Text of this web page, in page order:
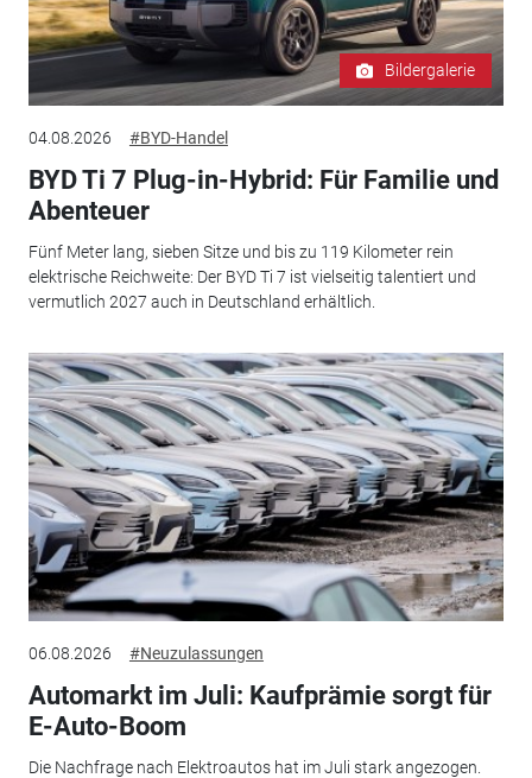
Bildergalerie
04.08.2026 #BYD-Handel
BYD Ti 7 Plug-in-Hybrid: Für Familie und
Abenteuer
Fünf Meter lang, sieben Sitze und bis zu 119 Kilometer rein
elektrische Reichweite: Der BYD Ti 7 ist vielseitig talentiert und
vermutlich 2027 auch in Deutschland erhältlich.
06.08.2026 #Neuzulassungen
Automarkt im Juli: Kaufprämie sorgt für
E-Auto-Boom
Die Nachfrage nach Elektroautos hat im Juli stark angezogen.